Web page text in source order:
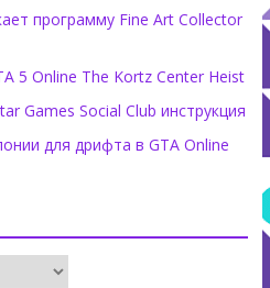
программу Fine Art Collector
5 Online The Kortz Center Heist
Games Social Club инструкция
для дрифта в GTA Online